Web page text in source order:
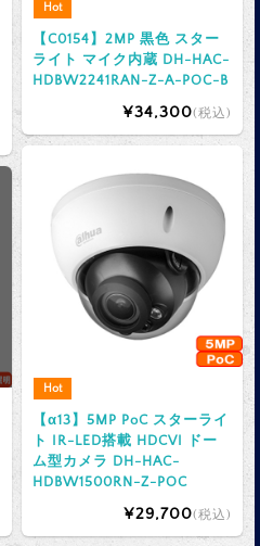
Hot
【C0154】2MP 黒色 スター
ライト マイク内蔵 DH-HAC-
HDBW2241RAN-Z-A-POC-B
¥34,300(税込)
Hot
【α13】5MP PoC スターライ
ト IR-LED搭載 HDCVI ドー
ム型カメラ DH-HAC-
HDBW1500RN-Z-POC
¥29,700(税込)